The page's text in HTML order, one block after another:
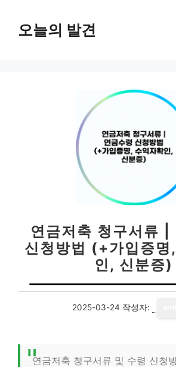
오늘의 발견
연금저축 청구서류 |
신청방법 (+가입증명
인, 신분증)
2025-03-24 작성자:
연금저축 청구서류 및 수령 신청